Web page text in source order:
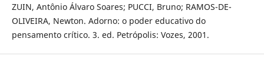
ZUIN, Antônio Álvaro Soares; PUCCI, Bruno; RAMOS-DE-
OLIVEIRA, Newton. Adorno: o poder educativo do
pensamento crítico. 3. ed. Petrópolis: Vozes, 2001.